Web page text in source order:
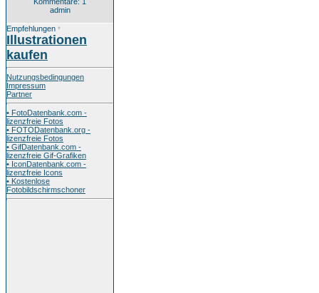
admin
Empfehlungen *
Illustrationen
kaufen
Nutzungsbedingungen
Impressum
Partner
• FotoDatenbank.com -
lizenzfreie Fotos
• FOTODatenbank.org -
lizenzfreie Fotos
• GifDatenbank.com -
lizenzfreie Gif-Grafiken
• IconDatenbank.com -
lizenzfreie Icons
• Kostenlose
Fotobildschirmschoner